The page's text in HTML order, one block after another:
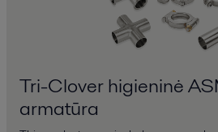
Tri-Clover higieninė
armatūra